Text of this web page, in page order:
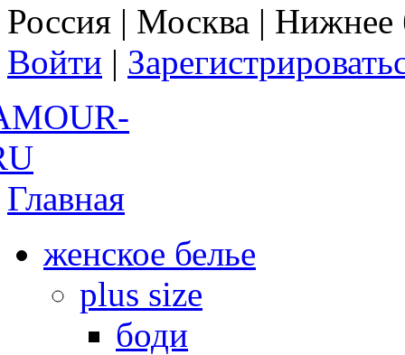
Россия | Москва |
Войти |
Главная
женское белье
plus size
боди